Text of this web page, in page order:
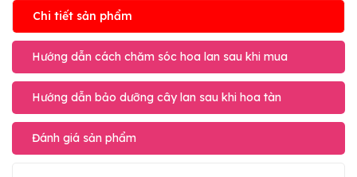
Chi tiết sản phẩm
Hướng dẫn cách chăm sóc hoa lan sau khi mua
Hướng dẫn bảo dưỡng cây lan sau khi hoa tàn
Đánh giá sản phẩm